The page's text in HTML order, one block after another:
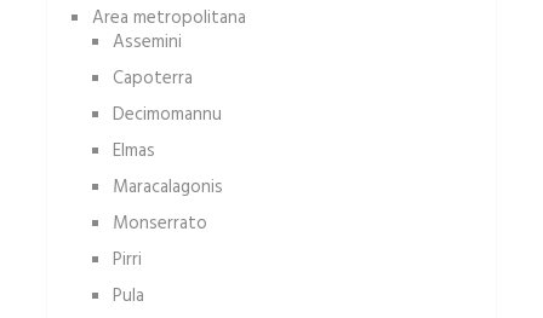
Area metropolitana
Assemini
Capoterra
Decimomannu
Elmas
Maracalagonis
Monserrato
Pirri
Pula